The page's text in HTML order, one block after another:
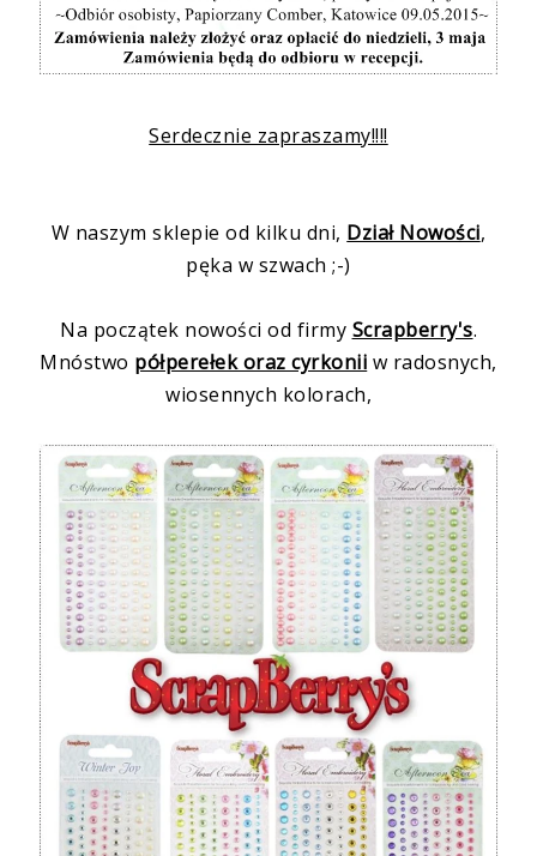
Serdecznie zapraszamy!!!!
W naszym sklepie od kilku dni, Dział Nowości,
pęka w szwach ;-)
Na początek nowości od firmy Scrapberry's.
Mnóstwo półperełek oraz cyrkonii w radosnych,
wiosennych kolorach,